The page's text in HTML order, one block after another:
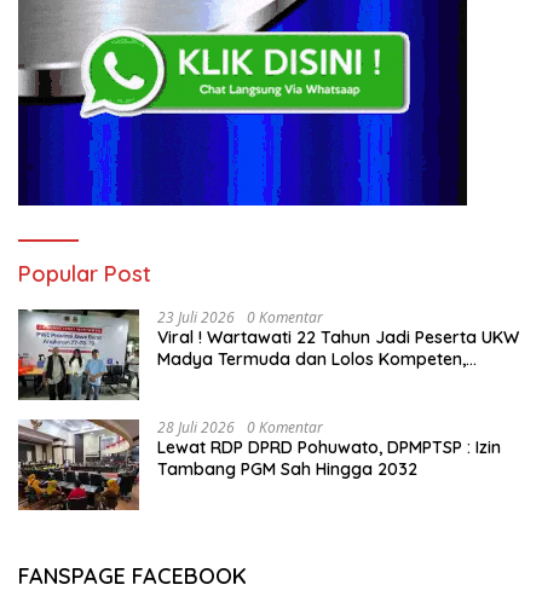
Popular Post
23 Juli 2026 0 Komentar
Viral ! Wartawati 22 Tahun Jadi Peserta UKW
Madya Termuda dan Lolos Kompeten,
28 Juli 2026 0 Komentar
Lewat RDP DPRD Pohuwato, DPMPTSP : Izin
Tambang PGM Sah Hingga 2032
FANSPAGE FACEBOOK